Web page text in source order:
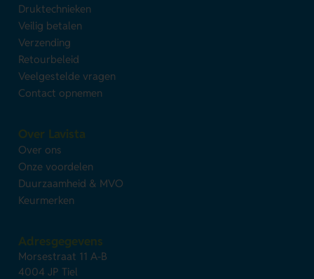
Druktechnieken
Veilig betalen
Verzending
Retourbeleid
Veelgestelde vragen
Contact opnemen
Over Lavista
Over ons
Onze voordelen
Duurzaamheid & MVO
Keurmerken
Adresgegevens
Morsestraat 11 A-B
4004 JP Tiel